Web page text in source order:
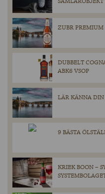
ZUBR PREMIUM
DUBBELT
ABK6 VSOP
LÄR KÄNNA
9 BÄSTA
KRIEK BOON –